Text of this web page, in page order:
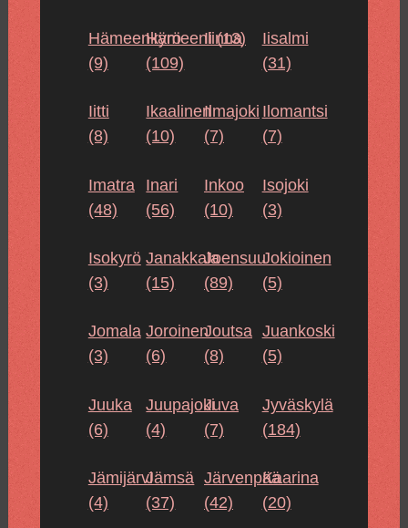
Hämeenkyrö
(9)
Hämeenlinna
(109)
Ii (13)
Iisalmi
(31)
Iitti
(8)
Ikaalinen
(10)
Ilmajoki
(7)
Ilomantsi
(7)
Imatra
(48)
Inari
(56)
Inkoo
(10)
Isojoki
(3)
Isokyrö
(3)
Janakkala
(15)
Joensuu
(89)
Jokioinen
(5)
Jomala
(3)
Joroinen
(6)
Joutsa
(8)
Juankoski
(5)
Juuka
(6)
Juupajoki
(4)
Juva
(7)
Jyväskylä
(184)
Jämijärvi
(4)
Jämsä
(37)
Järvenpää
(42)
Kaarina
(20)